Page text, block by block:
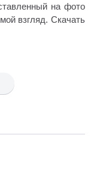
на фото
взгляд. Скачать